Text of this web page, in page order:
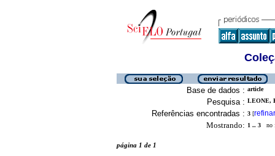
Base de dados : article
Pesquisa : LEONE,
Referências encontradas : 3 [refinar
Mostrando: 1 .. 3 no
página 1 de 1